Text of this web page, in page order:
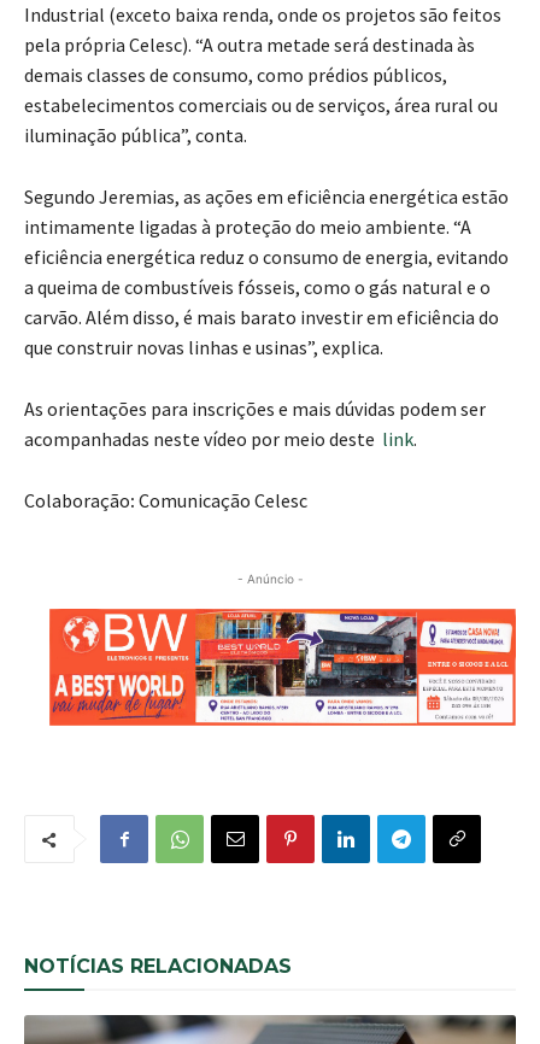
Industrial (exceto baixa renda, onde os projetos são feitos
pela própria Celesc). “A outra metade será destinada às
demais classes de consumo, como prédios públicos,
estabelecimentos comerciais ou de serviços, área rural ou
iluminação pública”, conta.
Segundo Jeremias, as ações em eficiência energética estão
intimamente ligadas à proteção do meio ambiente. “A
eficiência energética reduz o consumo de energia, evitando
a queima de combustíveis fósseis, como o gás natural e o
carvão. Além disso, é mais barato investir em eficiência do
que construir novas linhas e usinas”, explica.
As orientações para inscrições e mais dúvidas podem ser
acompanhadas neste vídeo por meio deste link.
Colaboração: Comunicação Celesc
- Anúncio -
NOTÍCIAS RELACIONADAS